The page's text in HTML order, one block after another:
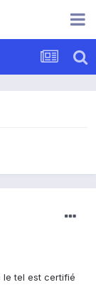
le tel est certifié